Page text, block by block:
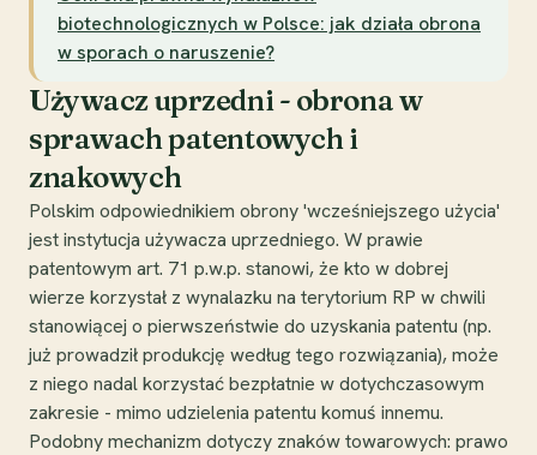
biotechnologicznych w Polsce: jak działa obrona
w sporach o naruszenie?
Używacz uprzedni - obrona w
sprawach patentowych i
znakowych
Polskim odpowiednikiem obrony 'wcześniejszego użycia'
jest instytucja używacza uprzedniego. W prawie
patentowym art. 71 p.w.p. stanowi, że kto w dobrej
wierze korzystał z wynalazku na terytorium RP w chwili
stanowiącej o pierwszeństwie do uzyskania patentu (np.
już prowadził produkcję według tego rozwiązania), może
z niego nadal korzystać bezpłatnie w dotychczasowym
zakresie - mimo udzielenia patentu komuś innemu.
Podobny mechanizm dotyczy znaków towarowych: prawo